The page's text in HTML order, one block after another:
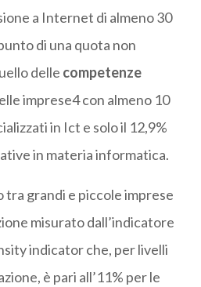
a Internet di almeno 30
di una quota non
delle competenze
imprese4 con almeno 10
in Ict e solo il 12,9%
in materia informatica.
tra grandi e piccole imprese
misurato dall’indicatore
indicator che, per livelli
è pari all’11% per le